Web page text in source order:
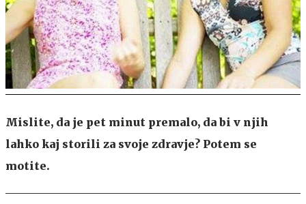
Mislite, da je pet minut premalo, da bi v njih
lahko kaj storili za svoje zdravje? Potem se
motite.